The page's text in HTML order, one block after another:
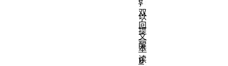
，
以
提
醒
读
双
向
文
本
B